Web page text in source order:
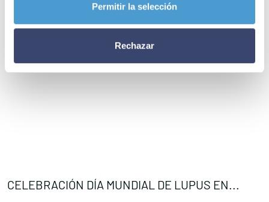
Permitir la selección
Rechazar
CELEBRACIÓN DÍA MUNDIAL DE LUPUS EN...